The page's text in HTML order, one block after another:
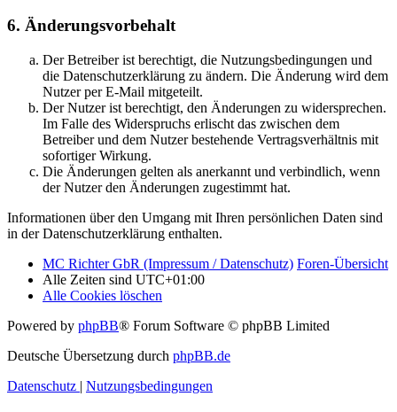
6. Änderungsvorbehalt
Der Betreiber ist berechtigt, die Nutzungsbedingungen und
die Datenschutzerklärung zu ändern. Die Änderung wird dem
Nutzer per E-Mail mitgeteilt.
Der Nutzer ist berechtigt, den Änderungen zu widersprechen.
Im Falle des Widerspruchs erlischt das zwischen dem
Betreiber und dem Nutzer bestehende Vertragsverhältnis mit
sofortiger Wirkung.
Die Änderungen gelten als anerkannt und verbindlich, wenn
der Nutzer den Änderungen zugestimmt hat.
Informationen über den Umgang mit Ihren persönlichen Daten sind
in der Datenschutzerklärung enthalten.
MC Richter GbR (Impressum / Datenschutz) Foren-Übersicht
Alle Zeiten sind UTC+01:00
Alle Cookies löschen
Powered by phpBB® Forum Software © phpBB Limited
Deutsche Übersetzung durch phpBB.de
Datenschutz | Nutzungsbedingungen